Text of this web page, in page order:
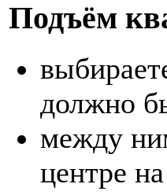
Подъём
должно
между
центре